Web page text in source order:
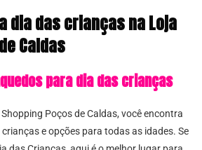
dia das crianças na Loja
Caldas
para dia das crianças
Poços de Caldas, você encontra
e opções para todas as idades. Se